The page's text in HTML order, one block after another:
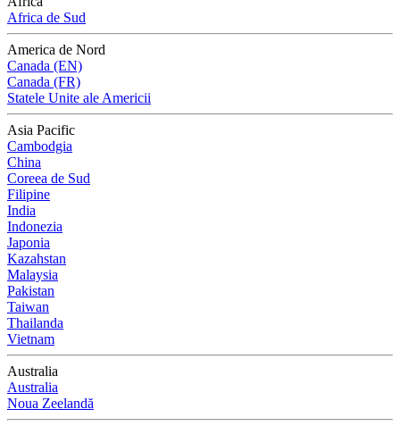
Africa de Sud
America de Nord
Canada (EN)
Canada (FR)
Statele Unite ale Americii
Asia Pacific
Cambodgia
China
Coreea de Sud
Filipine
India
Indonezia
Japonia
Kazahstan
Malaysia
Pakistan
Taiwan
Thailanda
Vietnam
Australia
Australia
Noua Zeelandă